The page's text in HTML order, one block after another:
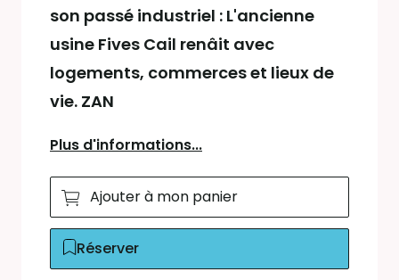
son passé industriel : L'ancienne
usine Fives Cail renâit avec
logements, commerces et lieux de
vie. ZAN
Plus d'informations...
Ajouter à mon panier
Réserver